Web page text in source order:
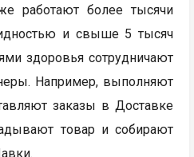
работают более тысячи
и свыше 5 тысяч
здоровья сотрудничают
Например, выполняют
заказы в Доставке
товар и собирают